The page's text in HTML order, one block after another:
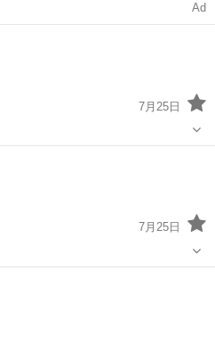
Ad
7月25日
7月25日